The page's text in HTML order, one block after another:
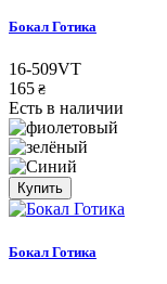
Бокал Готика
16-509VT
165 ₴
Есть в наличии
Купить
Бокал Готика